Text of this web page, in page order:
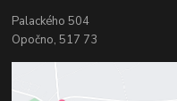
Palackého 504
Opočno, 517 73